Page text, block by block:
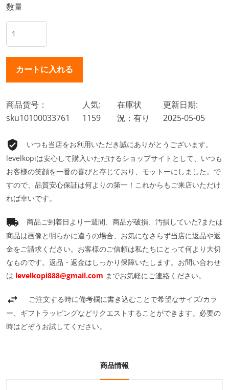
数量
商品货号：
sku10100033761
人気:
1159
在庫状
況：有り
更新日期:
2025-05-05
いつも当店をお利用いただき誠にありがとうございます。
levelkopiは安心して購入いただけるショップサイトとして、いつも
お客様の笑顔を一番の喜びと存じており、モットーにしました。で
すので、品質安心保証は何よりの第一！これからもご来店いただけ
れば幸いです。
商品ご到着日より一週間、商品が破損、汚損していた?または
商品は画像と明らかに違うの場合、お気になさらず当店に返品や返
金をご請求ください。お客様のご信頼は私たちにとって何より大切
なものです。返品・返金はしっかり保障いたします。お問い合わせ
は levelkopi888@gmail.com までお気軽にご連絡ください。
ご注文する時に備考欄に書き込むことで希望なサイズ/カラ
ー、ギフトラッピングなどリクエストすることができます。必要の
時はどぞうお試してください。
商品情報